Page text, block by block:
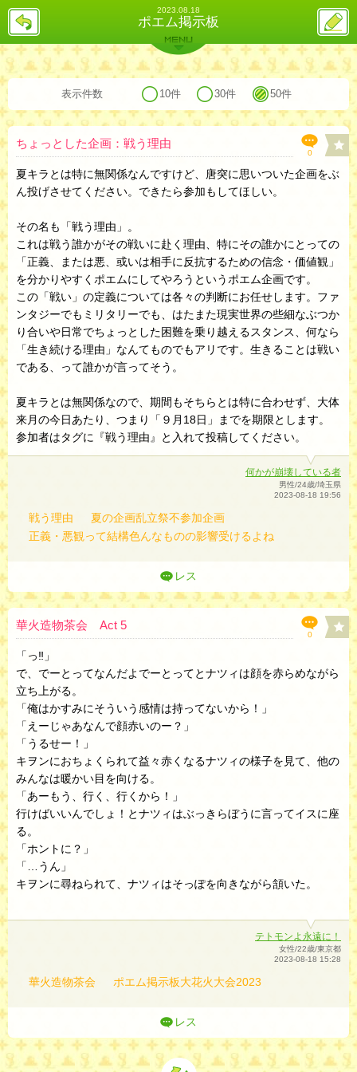
2023.08.18
ポエム掲示板
戻
ス
投
稿
バックナンバー 詳細検索 ランキング まとめ
MENU
表示件数 10件 30件 50件
0
ちょっとした企画：戦う理由
夏キラとは特に無関係なんですけど、唐突に思いついた企画をぶ
ん投げさせてください。できたら参加もしてほしい。
その名も「戦う理由」。
これは戦う誰かがその戦いに赴く理由、特にその誰かにとっての
「正義、または悪、或いは相手に反抗するための信念・価値観」
を分かりやすくポエムにしてやろうというポエム企画です。
この「戦い」の定義については各々の判断にお任せします。ファ
ンタジーでもミリタリーでも、はたまた現実世界の些細なぶつか
り合いや日常でちょっとした困難を乗り越えるスタンス、何なら
「生き続ける理由」なんてものでもアリです。生きることは戦い
である、って誰かが言ってそう。
夏キラとは無関係なので、期間もそちらとは特に合わせず、大体
来月の今日あたり、つまり「９月18日」までを期限とします。
参加者はタグに『戦う理由』と入れて投稿してください。
何かが崩壊している者
男性/24歳/埼玉県
2023-08-18 19:56
戦う理由
夏の企画乱立祭不参加企画
正義・悪観って結構色んなものの影響受けるよね
レス
0
華火造物茶会 Act 5
「っ‼︎」
で、でーとってなんだよでーとってとナツィは顔を赤らめながら
立ち上がる。
「俺はかすみにそういう感情は持ってないから！」
「えーじゃあなんで顔赤いのー？」
「うるせー！」
キヲンにおちょくられて益々赤くなるナツィの様子を見て、他の
みんなは暖かい目を向ける。
「あーもう、行く、行くから！」
行けばいいんでしょ！とナツィはぶっきらぼうに言ってイスに座
る。
「ホントに？」
「…うん」
キヲンに尋ねられて、ナツィはそっぽを向きながら頷いた。
テトモンよ永遠に！
女性/22歳/東京都
2023-08-18 15:28
華火造物茶会 ポエム掲示板大花火大会2023
レス